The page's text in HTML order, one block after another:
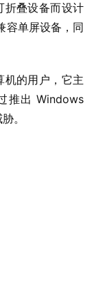
折叠设备而设计
容单屏设备，同
机的用户，它主
推出 Windows
。